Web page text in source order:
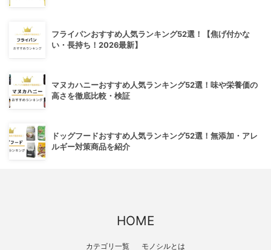
フライパンおすすめ人気ランキング52選！【焦げ付かな
い・長持ち！2026最新】
マヌカハニーおすすめ人気ランキング52選！味や栄養価の
高さを徹底比較・検証
ドッグフードおすすめ人気ランキング52選！無添加・アレ
ルギー対策商品を紹介
HOME
カテゴリ一覧 モノシルとは